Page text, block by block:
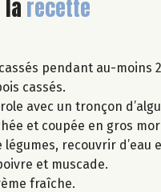
larecette
pendant au-moins
cassés.
avec un tronçon
et coupée en gros
recouvrir d’eau
et muscade.
fraîche.